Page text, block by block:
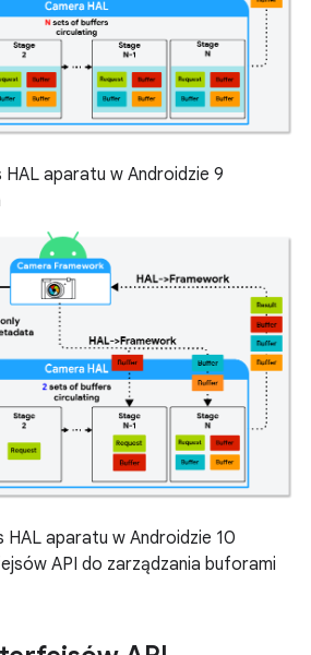
aparatu w Androidzie 9
HAL aparatu w Androidzie 10
API do zarządzania buforami